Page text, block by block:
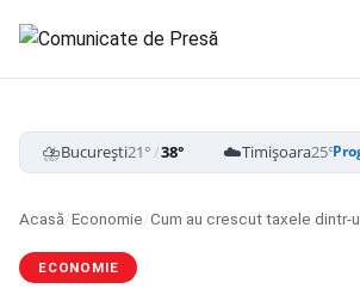
⛈️București21°/38° ☁️Timișoara25°/
Acasă/Economie/
ECONOMIE